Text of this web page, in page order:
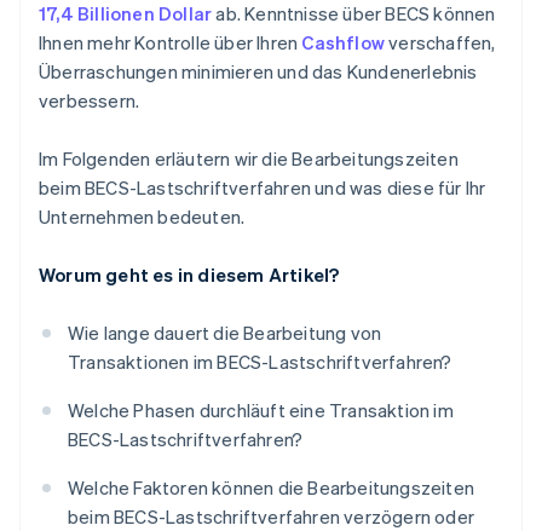
17,4 Billionen Dollarab. Kenntnisse über BECS können
Ihnen mehr Kontrolle über Ihren Cashflowverschaffen,
Überraschungen minimieren und das Kundenerlebnis
verbessern.
Im Folgenden erläutern wir die Bearbeitungszeiten
beim BECS-Lastschriftverfahren und was diese für Ihr
Unternehmen bedeuten.
Worum geht es in diesem Artikel?
Wie lange dauert die Bearbeitung von
Transaktionen im BECS-Lastschriftverfahren?
Welche Phasen durchläuft eine Transaktion im
BECS-Lastschriftverfahren?
Welche Faktoren können die Bearbeitungszeiten
beim BECS-Lastschriftverfahren verzögern oder